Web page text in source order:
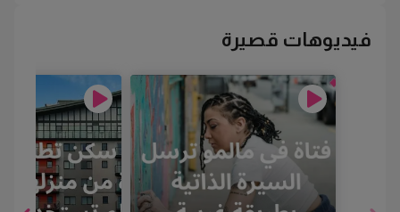
فيديوهات قصيرة